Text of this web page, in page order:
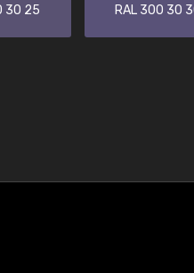
30 25 RAL 300 30